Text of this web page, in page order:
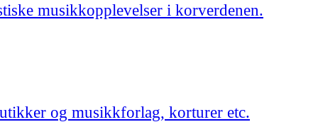
musikkopplevelser i korverdenen.
og musikkforlag, korturer etc.